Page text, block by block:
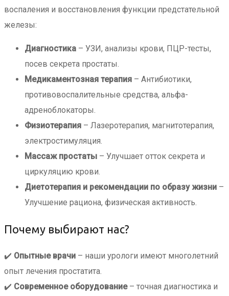
воспаления и восстановления функции предстательной
железы:
Диагностика – УЗИ, анализы крови, ПЦР-тесты,
посев секрета простаты.
Медикаментозная терапия – Антибиотики,
противовоспалительные средства, альфа-
адреноблокаторы.
Физиотерапия – Лазеротерапия, магнитотерапия,
электростимуляция.
Массаж простаты – Улучшает отток секрета и
циркуляцию крови.
Диетотерапия и рекомендации по образу жизни –
Улучшение рациона, физическая активность.
Почему выбирают нас?
✔️ Опытные врачи – наши урологи имеют многолетний
опыт лечения простатита.
✔️ Современное оборудование– точная диагностика и